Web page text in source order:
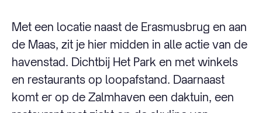
Met een locatie naast de Erasmusbrug en aan
de Maas, zit je hier midden in alle actie van de
havenstad. Dichtbij Het Park en met winkels
en restaurants op loopafstand. Daarnaast
komt er op de Zalmhaven een daktuin, een